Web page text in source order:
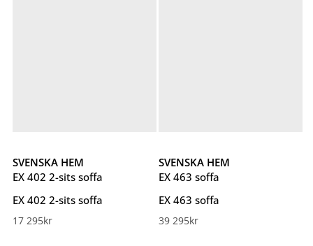
SVENSKA HEM
EX 402 2-sits soffa
EX 402 2-sits soffa
17 295kr
SVENSKA HEM
EX 463 soffa
EX 463 soffa
39 295kr